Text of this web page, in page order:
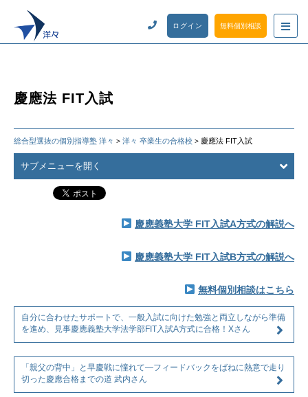
ログイン 無料個別相談
慶應法 FIT入試
総合型選抜の個別指導塾 洋々 > 洋々 卒業生の合格校 > 慶應法 FIT入試
サブメニューを開く
慶應義塾大学 FIT入試A方式の解説へ
慶應義塾大学 FIT入試B方式の解説へ
無料個別相談はこちら
自分に合わせたサポートで、一般入試に向けた勉強と両立しながら準備
を進め、見事慶應義塾大学法学部FIT入試A方式に合格！Xさん
「親父の背中」と早慶戦に憧れて―フィードバックをばねに熱意で走り
切った慶應合格までの道 武内さん